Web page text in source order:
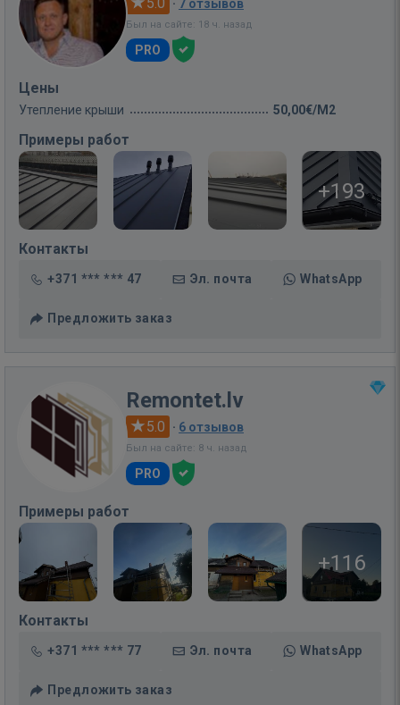
· 7 отзывов
Был на сайте: 18 ч. назад
PRO
Цены
Утепление крыши 50,00€/M2
Примеры работ
+193
Контакты
+371 *** *** 47 Эл. почта WhatsApp
Предложить заказ
Remontet.lv
5.0 · 6 отзывов
Был на сайте: 8 ч. назад
PRO
Примеры работ
+116
Контакты
+371 *** *** 77 Эл. почта WhatsApp
Предложить заказ